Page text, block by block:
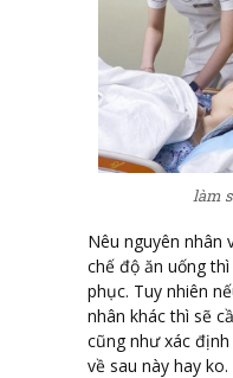
làm
Nêu nguyên nhân
chế độ ăn uống
phục. Tuy nhiên
nhân khác thì sẽ
cũng như xác
về sau này hay ko.